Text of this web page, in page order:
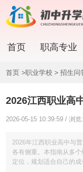
首页 职高专业
首页 >职业学校 > 招生问
2026江西职业高
2026-05-15 10:39:59 / 浏览:
2026年江西职业高中与
各有侧重。本指南从多
定位，规划适合自己的成